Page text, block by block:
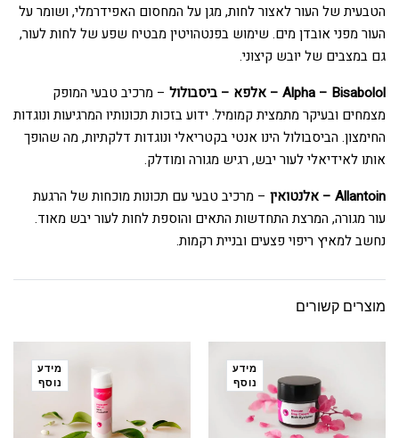
הטבעית של העור לאצור לחות, מגן על המחסום האפידרמלי, ושומר על
העור מפני אובדן מים. שימוש בפנטהויטין מבטיח שפע של לחות לעור,
גם במצבים של יובש קיצוני.
Alpha – Bisabolol – אלפא – ביסבולול
– מרכיב טבעי המופק
מצמחים ובעיקר מתמצית קמומיל. ידוע בזכות תכונותיו המרגיעות ונוגדות
החימצון. הביסבולול הינו אנטי בקטריאלי ונוגדות דלקתיות, מה שהופך
אותו לאידיאלי לעור יבש, רגיש מגורה ומודלק.
Allantoin – אלנטואין
– מרכיב טבעי עם תכונות מוכחות של הרגעת
עור מגורה, המרצת התחדשות התאים והוספת לחות לעור יבש מאוד.
נחשב למאיץ ריפוי פצעים ובניית רקמות.
מוצרים קשורים
מידע
נוסף
מידע
נוסף